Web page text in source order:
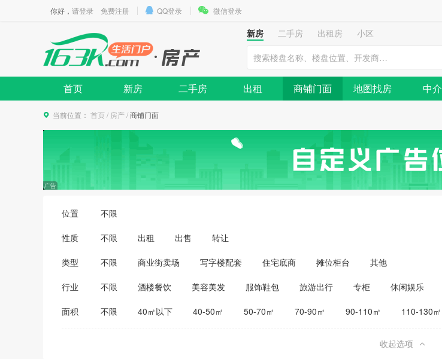
你好， 请登录 免费注册 QQ登录 微信登录
新房 二手房 出租房
小区
首页 新房 二手房 出租 商铺门面 地图找房 中介
当前位置： 首页 / 房产/商铺门面
位置 不限
性质 不限 出租 出售 转让
类型 不限 商业街卖场 写字楼配套 住宅底商 摊位柜台 其他
行业 不限 酒楼餐饮 美容美发 服饰鞋包 旅游出行 专柜 休闲娱乐
医药保健
家居建材
面积 不限 40㎡以下 40-50㎡ 50-70㎡ 70-90㎡ 90-110㎡ 110-130㎡
收起选项